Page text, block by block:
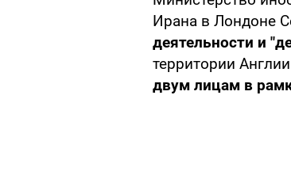
Ирана в Лондоне
деятельности и
территории
двум лицам в